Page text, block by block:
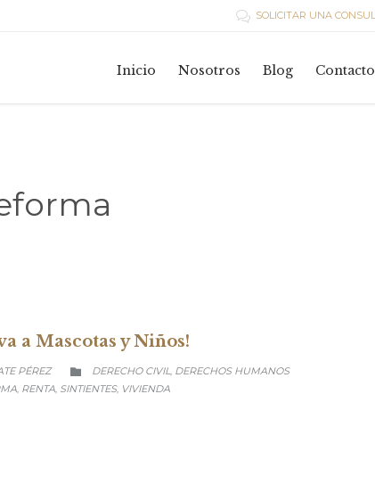
 SOLICITAR UNA
Inicio Nosotros Blog Contacto
a Mascotas y Niños!
PÉREZ  CATEGORY
DERECHO CIVIL, DERECHOS HUMANOS
, RENTA, SINTIENTES, VIVIENDA